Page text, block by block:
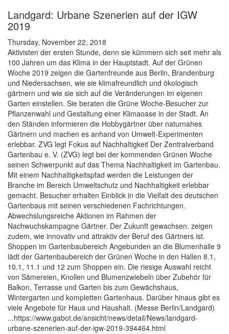
Landgard: Urbane Szenerien auf der IGW
2019
Thursday, November 22, 2018
Aktivisten der ersten Stunde, denn sie kümmern sich seit mehr als
100 Jahren um das Klima in der Hauptstadt. Auf der Grünen
Woche 2019 zeigen die Gartenfreunde aus Berlin, Brandenburg
und Niedersachsen, wie sie klimafreundlich und ökologisch
gärtnern und wie sie sich auf die Veränderungen im eigenen
Garten einstellen. Sie beraten die Grüne Woche-Besucher zur
Pflanzenwahl und Gestaltung einer Klimaoase in der Stadt. An
den Ständen informieren die Hobbygärtner über naturnahes
Gärtnern und machen es anhand von Umwelt-Experimenten
erlebbar. ZVG legt Fokus auf Nachhaltigkeit Der Zentralverband
Gartenbau e. V. (ZVG) legt bei der kommenden Grünen Woche
seinen Schwerpunkt auf das Thema Nachhaltigkeit im Gartenbau.
Mit einem Nachhaltigkeitspfad werden die Leistungen der
Branche im Bereich Umweltschutz und Nachhaltigkeit erlebbar
gemacht. Besucher erhalten Einblick in die Vielfalt des deutschen
Gartenbaus mit seinen verschiedenen Fachrichtungen.
Abwechslungsreiche Aktionen im Rahmen der
Nachwuchskampagne Gärtner. Der Zukunft gewachsen. zeigen
zudem, wie innovativ und attraktiv der Beruf des Gärtners ist.
Shoppen im Gartenbaubereich Angebunden an die Blumenhalle 9
lädt der Gartenbaubereich der Grünen Woche in den Hallen 8.1,
10.1, 11.1 und 12 zum Shoppen ein. Die riesige Auswahl reicht
von Sämereien, Knollen und Blumenzwiebeln über Zubehör für
Balkon, Terrasse und Garten bis zum Gewächshaus,
Wintergarten und kompletten Gartenhaus. Darüber hinaus gibt es
viele Angebote für Haus und Haushalt. (Messe Berlin/Landgard)
...https://www.gabot.de/ansicht/news/detail/News/landgard-
urbane-szenerien-auf-der-igw-2019-394464.html